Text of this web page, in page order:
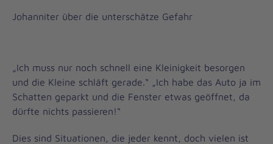
Johanniter über die unterschätze Gefahr
„Ich muss nur noch schnell eine Kleinigkeit besorgen
und die Kleine schläft gerade.“ „Ich habe das Auto ja im
Schatten geparkt und die Fenster etwas geöffnet, da
dürfte nichts passieren!“
Dies sind Situationen, die jeder kennt, doch vielen ist